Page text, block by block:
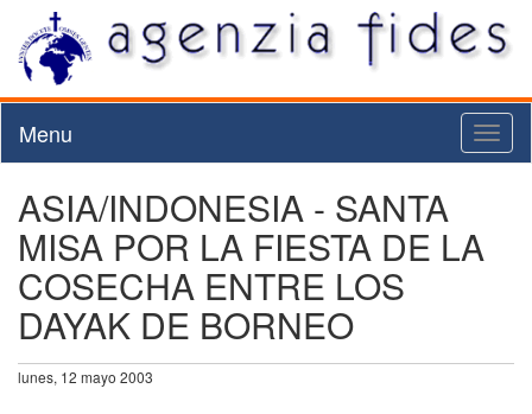
Menu
ASIA/INDONESIA - SANTA
MISA POR LA FIESTA DE LA
COSECHA ENTRE LOS
DAYAK DE BORNEO
lunes, 12 mayo 2003